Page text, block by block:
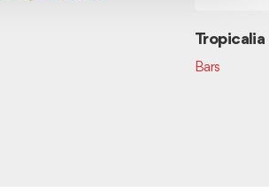
Tropicalia
Bars